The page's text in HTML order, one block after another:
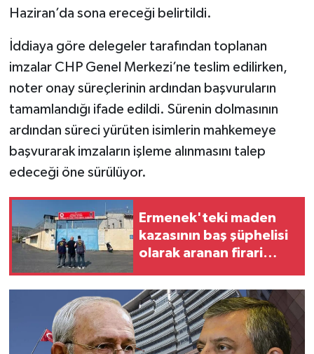
Haziran’da sona ereceği belirtildi.
İddiaya göre delegeler tarafından toplanan
imzalar CHP Genel Merkezi’ne teslim edilirken,
noter onay süreçlerinin ardından başvuruların
tamamlandığı ifade edildi. Sürenin dolmasının
ardından süreci yürüten isimlerin mahkemeye
başvurarak imzaların işleme alınmasını talep
edeceği öne sürülüyor.
Ermenek'teki maden
kazasının baş şüphelisi
olarak aranan firari